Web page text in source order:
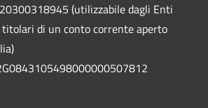
(utilizzabile dagli Enti
di un conto corrente aperto